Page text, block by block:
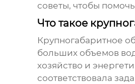
советы, чтобы
Что такое
Крупногабаритное
больших объемов
хозяйство и
соответствовала